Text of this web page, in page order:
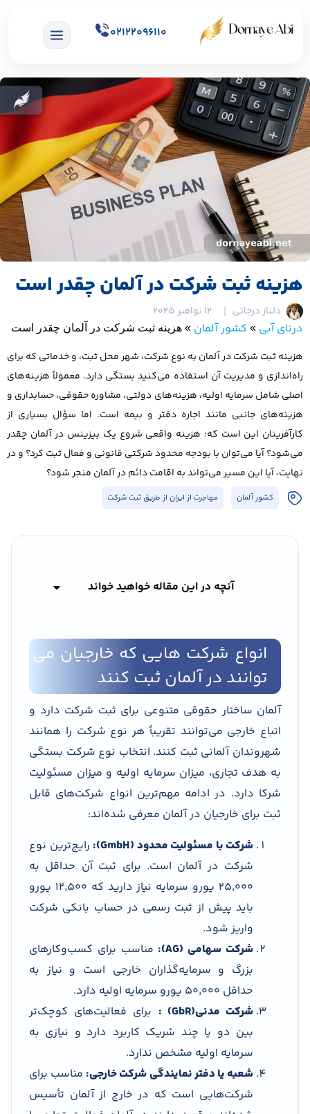
02122096110
هزینه ثبت شرکت در آلمان چقدر است
دلناز درجاتی 12 نوامبر 2025
درنای آبی » کشور آلمان » هزینه ثبت شرکت در آلمان چقدر است
هزینه ثبت شرکت در آلمان به نوع شرکت، شهر محل ثبت، و خدماتی که برای
راه‌اندازی و مدیریت آن استفاده می‌کنید بستگی دارد. معمولاً هزینه‌های
اصلی شامل سرمایه اولیه، هزینه‌های دولتی، مشاوره حقوقی، حسابداری و
هزینه‌های جانبی مانند اجاره دفتر و بیمه است. اما سؤال بسیاری از
کارآفرینان این است که: هزینه واقعی شروع یک بیزینس در آلمان چقدر
می‌شود؟ آیا می‌توان با بودجه محدود شرکتی قانونی و فعال ثبت کرد؟ و در
نهایت، آیا این مسیر می‌تواند به اقامت دائم در آلمان منجر شود؟
کشور آلمان مهاجرت از ایران از طریق ثبت شرکت
آنچه در این مقاله خواهید خواند
انواع شرکت هایی که خارجیان می
توانند در آلمان ثبت کنند
آلمان ساختار حقوقی متنوعی برای ثبت شرکت دارد و
اتباع خارجی می‌توانند تقریباً هر نوع شرکت را همانند
شهروندان آلمانی ثبت کنند. انتخاب نوع شرکت بستگی
به هدف تجاری، میزان سرمایه اولیه و میزان مسئولیت
شرکا دارد. در ادامه مهم‌ترین انواع شرکت‌های قابل
ثبت برای خارجیان در آلمان معرفی شده‌اند:
شرکت با مسئولیت محدود (GmbH):
رایج‌ترین نوع
شرکت در آلمان است. برای ثبت آن حداقل به
۲۵٬۰۰۰ یورو سرمایه نیاز دارید که ۱۲٬۵۰۰ یورو
باید پیش از ثبت رسمی در حساب بانکی شرکت
واریز شود.
شرکت سهامی (AG):
مناسب برای کسب‌وکارهای
بزرگ و سرمایه‌گذاران خارجی است و نیاز به
حداقل ۵۰٬۰۰۰ یورو سرمایه اولیه دارد.
شرکت مدنی(GbR) :
برای فعالیت‌های کوچک‌تر
بین دو یا چند شریک کاربرد دارد و نیازی به
سرمایه اولیه مشخص ندارد.
شعبه یا دفتر نمایندگی شرکت خارجی: مناسب برای
شرکت‌هایی است که در خارج از آلمان تأسیس